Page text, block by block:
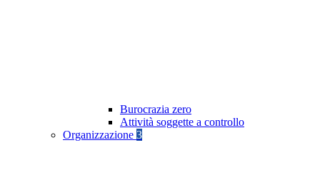
Burocrazia zero
Attività soggette a controllo
Organizzazione 3